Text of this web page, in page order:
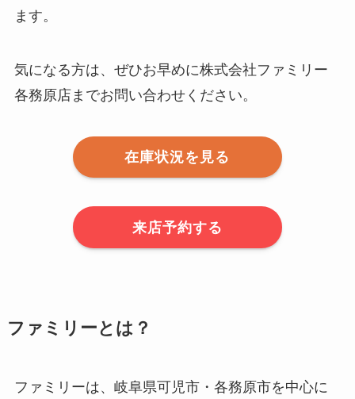
ます。
気になる方は、ぜひお早めに株式会社ファミリー
各務原店までお問い合わせください。
在庫状況を見る
来店予約する
ファミリーとは？
ファミリーは、岐阜県可児市・各務原市を中心に